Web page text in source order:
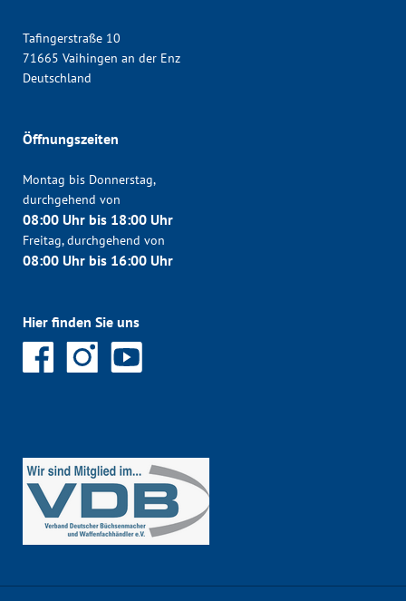
Tafingerstraße 10
71665 Vaihingen an der Enz
Deutschland
Öffnungszeiten
Montag bis Donnerstag,
durchgehend von
08:00 Uhr bis 18:00 Uhr
Freitag, durchgehend von
08:00 Uhr bis 16:00 Uhr
Hier finden Sie uns